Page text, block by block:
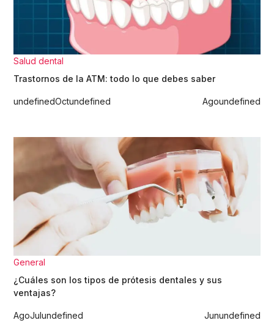
Salud dental
Trastornos de la ATM: todo lo que debes saber
undefinedOctundefined Agoundefined
General
¿Cuáles son los tipos de prótesis dentales y sus
ventajas?
AgoJulundefined Junundefined